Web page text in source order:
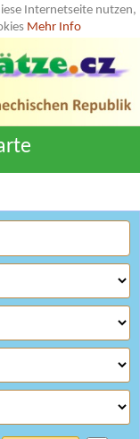
Internetseite nutzen,
Mehr Info